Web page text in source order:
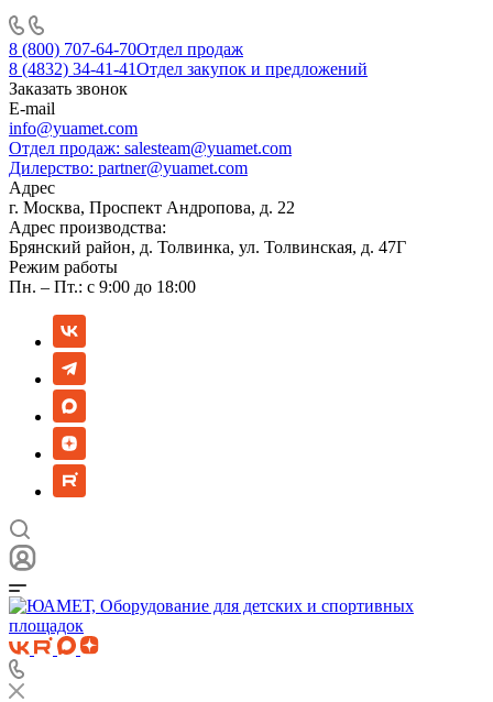
8 (800) 707-64-70Отдел продаж
8 (4832) 34-41-41Отдел закупок и предложений
Заказать звонок
E-mail
info@yuamet.com
Отдел продаж: salesteam@yuamet.com
Дилерство: partner@yuamet.com
Адрес
г. Москва, Проспект Андропова, д. 22
Адрес производства:
Брянский район, д. Толвинка, ул. Толвинская, д. 47Г
Режим работы
Пн. – Пт.: с 9:00 до 18:00